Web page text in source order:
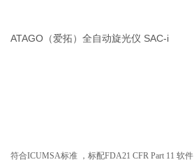
ATAGO（爱拓）全自动旋光仪 SAC-i
符合ICUMSA标准 ，标配FDA21 CFR Part 11 软件